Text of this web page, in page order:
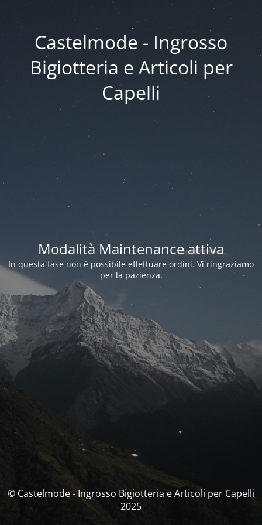
Castelmode - Ingrosso
Bigiotteria e Articoli per
Capelli
Modalità Maintenance attiva
In questa fase non è possibile effettuare ordini. Vi ringraziamo
per la pazienza.
© Castelmode - Ingrosso Bigiotteria e Articoli per Capelli
2025